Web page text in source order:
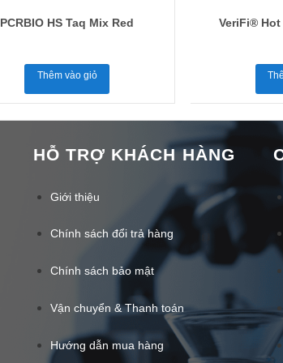
PCRBIO HS Taq Mix Red
Thêm vào giỏ
VeriFi®
HỖ TRỢ KHÁCH HÀNG
Giới thiệu
Chính sách đổi trả hàng
Chính sách bảo mật
Vận chuyển & Thanh toán
Hướng dẫn mua hàng